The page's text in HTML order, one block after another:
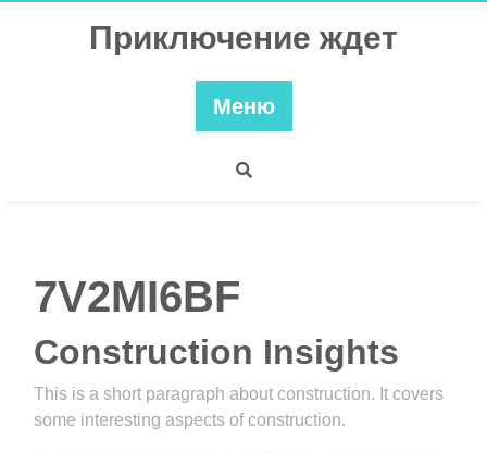
Приключение ждет
Меню
7V2MI6BF
Construction Insights
This is a short paragraph about construction. It covers
some interesting aspects of construction.